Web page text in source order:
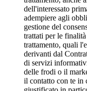
dell'interessato
adempiere agli
gestione del
trattati per le
trattamento, quali
derivanti dal
di servizi
delle frodi o il
il contatto con te in